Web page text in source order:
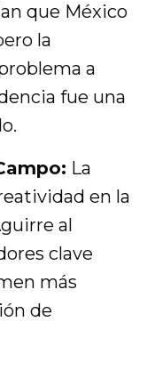
que México
la
a
fue una
La
en la
al
clave
más
de